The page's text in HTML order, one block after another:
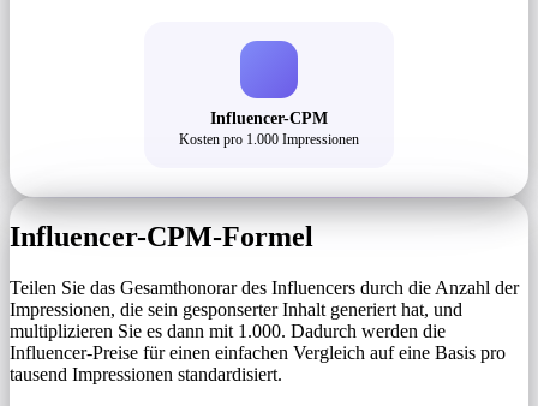
Influencer-CPM
Kosten pro 1.000 Impressionen
Influencer-CPM-Formel
Teilen Sie das Gesamthonorar des Influencers durch die Anzahl der
Impressionen, die sein gesponserter Inhalt generiert hat, und
multiplizieren Sie es dann mit 1.000. Dadurch werden die
Influencer-Preise für einen einfachen Vergleich auf eine Basis pro
tausend Impressionen standardisiert.